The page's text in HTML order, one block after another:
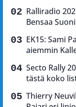
Ralliradio
Bensaa
EK15: Sami
aiemmin
Secto Rally
tästä koko
Thierry